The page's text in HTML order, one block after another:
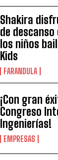
Shakira
de
los niños
Kids
FARANDULA
¡Con gran
Congreso
Ingenierías!
EMPRESAS